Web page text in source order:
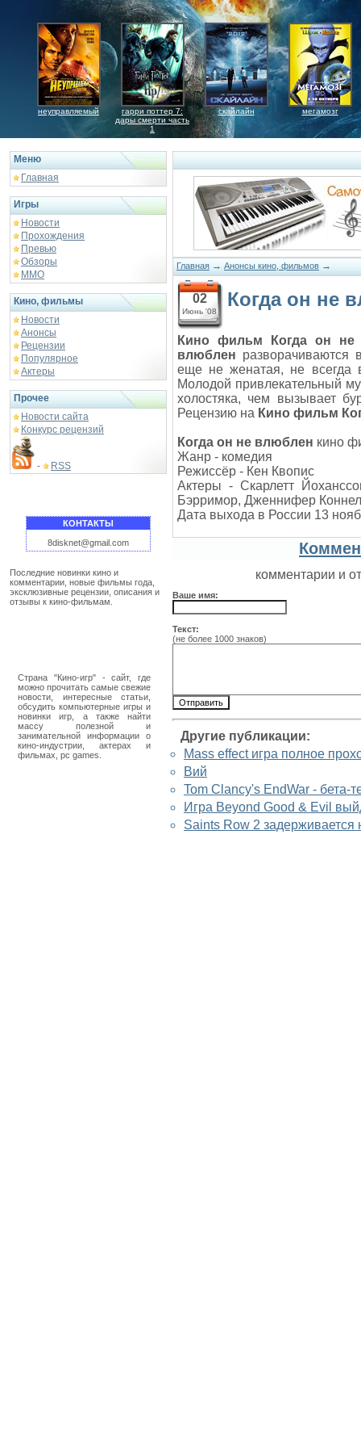
неуправляемый
гарри поттер 7:
дары смерти часть
1
скайлайн мегамозг
Меню
Главная
Игры
Новости
Прохождения
Превью
Обзоры
ММО
Кино, фильмы
Новости
Анонсы
Рецензии
Популярное
Актеры
Прочее
Новости сайта
Конкурс рецензий
- RSS
КОНТАКТЫ
8disknet@gmail.com
Последние новинки кино и
комментарии, новые фильмы года,
эксклюзивные рецензии, описания и
отзывы к кино-фильмам.
Страна "Кино-игр" - сайт, где
можно прочитать самые свежие
новости, интересные статьи,
обсудить компьютерные игры и
новинки игр, а также найти
массу полезной и
занимательной информации о
кино-индустрии, актерах и
фильмах, pc games.
Главная → Анонсы кино, фильмов →
02
Июнь '08
Когда он не
Кино фильм Когда он не
влюблен
еще не женатая, не всегда
Молодой привлекательный
холостяка, чем вызывает
Рецензию на Кино фильм
Когда он не влюблен кино
Жанр - комедия
Режиссёр - Кен Квопис
Актеры - Скарлетт
Бэрримор, Дженнифер
Дата выхода в России 13
комментарии и
Ваше имя:
Текст:
(не более 1000 знаков)
Другие публикации:
Mass effect игра полное
Вий
Tom Clancy's EndWar - бета-
Игра Beyond Good & Evil
Saints Row 2 задерживается